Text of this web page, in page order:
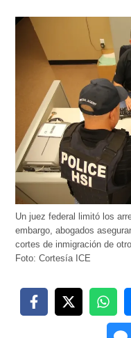
Un juez federal limitó los
embargo, abogados
cortes de inmigración de
Foto: Cortesía ICE